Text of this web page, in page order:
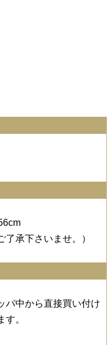
了承下さいませ。）
パ中から直接買い付け
。